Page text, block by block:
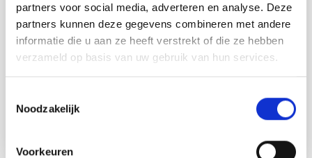
partners voor social media, adverteren en analyse. Deze
partners kunnen deze gegevens combineren met andere
informatie die u aan ze heeft verstrekt of die ze hebben
verzameld op basis van uw gebruik van hun services.
Noodzakelijk
Voorkeuren
voorkomen dat u aan een gesloten deur staat
verzoeken wij u vriendelijk vooraf telefonisch
contact met ons op te nemen; +31 (0)493 440810.
U kunt ook uw showroom bezoek inplannen op